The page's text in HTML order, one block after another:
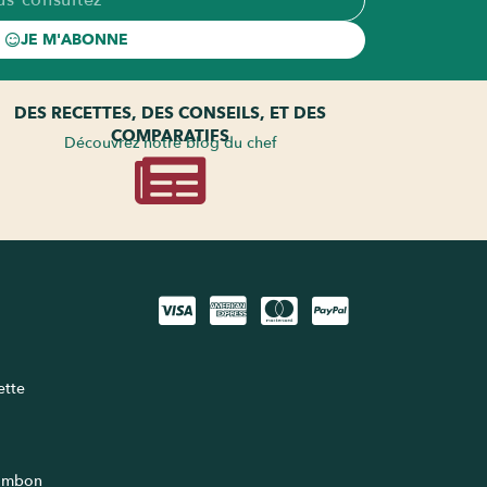
JE M'ABONNE
DES RECETTES, DES CONSEILS, ET DES
COMPARATIFS
Découvrez notre blog du chef